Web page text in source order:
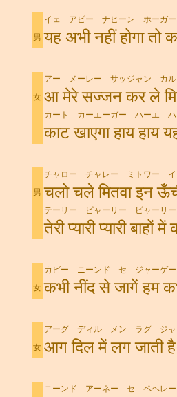
イェ アビー ナヒーン ホーガ
男 यह अभी नहीं होगा तो
アー メーレー サッジャン カ
女 आ मेरे सज्जन कर ले
カート カーエーガー ハーエ
काट खाएगा हाय हाय
チャロー チャレー ミトワー
男 चलो चले मितवा इन
テーリー ピャーリー ピャー
तेरी प्यारी प्यारी बाहों
カビー ニーンド セ ジャーゲ
女 कभी नींद से जागें हम
アーグ ディル メン ラグ ジ
女 आग दिल में लग जाती
ニーンド アーネー セ ペヘレ